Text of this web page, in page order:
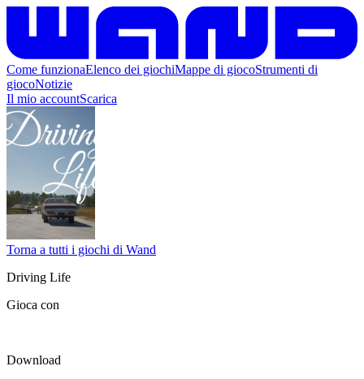
Come funzionaElenco dei giochiMappe di giocoStrumenti di
giocoNotizie
Il mio accountScarica
Torna a tutti i giochi di Wand
Driving Life
Gioca con
Download